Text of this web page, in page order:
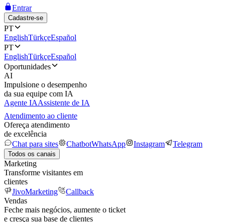
Entrar
Cadastre-se
PT
EnglishTürkçeEspañol
PT
EnglishTürkçeEspañol
Oportunidades
AI
Impulsione o desempenho
da sua equipe com IA
Agente IAAssistente de IA
Atendimento ao cliente
Ofereça atendimento
de excelência
Chat para sites
ChatbotWhatsApp Instagram Telegram
Todos os canais
Marketing
Transforme visitantes em
clientes
JivoMarketing
Callback
Vendas
Feche mais negócios, aumente o ticket
e cresça sua base de clientes